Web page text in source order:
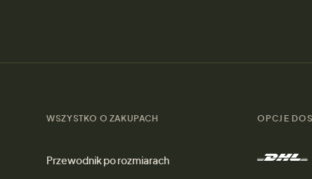
WSZYSTKO O ZAKUPACH
Przewodnik po rozmiarach
OPCJE